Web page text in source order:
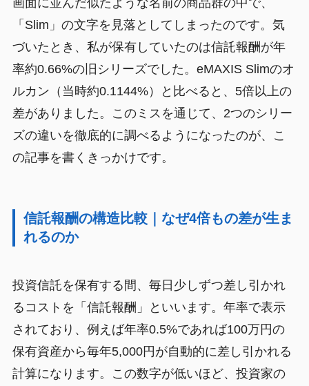
「Slim」の文字を見落としてしまったのです。気
づいたとき、私が保有していたのは信託報酬が年
率約0.66%の旧シリーズでした。eMAXIS Slimのオ
ルカン（当時約0.1144%）と比べると、5倍以上の
差がありました。このミスを通じて、2つのシリー
ズの違いを徹底的に調べるようになったのが、こ
の記事を書くきっかけです。
信託報酬の構造比較｜なぜ4倍もの差が生ま
れるのか
投資信託を保有する間、毎日少しずつ差し引かれ
るコストを「信託報酬」といいます。年率で表示
されており、例えば年率0.5%であれば100万円の
保有資産から毎年5,000円が自動的に差し引かれる
計算になります。この数字が低いほど、投資家の